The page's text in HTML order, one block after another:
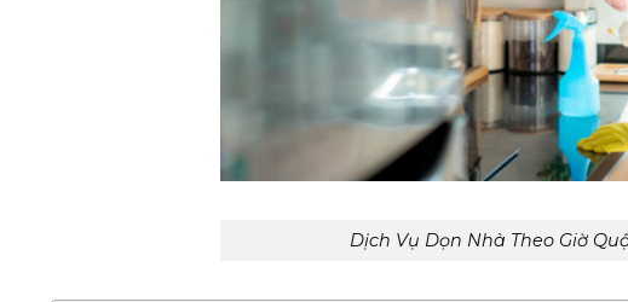
Dịch Vụ Dọn Nhà Theo Giờ